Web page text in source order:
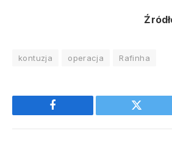
kontuzja operacja Rafinha
Facebook Twitter